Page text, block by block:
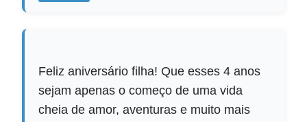
Feliz aniversário filha! Que esses 4 anos
sejam apenas o começo de uma vida
cheia de amor, aventuras e muito mais